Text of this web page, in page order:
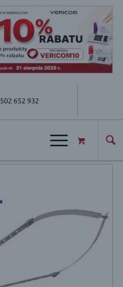
502 652 932